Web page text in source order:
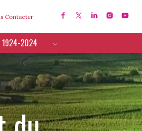
Contacter
1924-2024